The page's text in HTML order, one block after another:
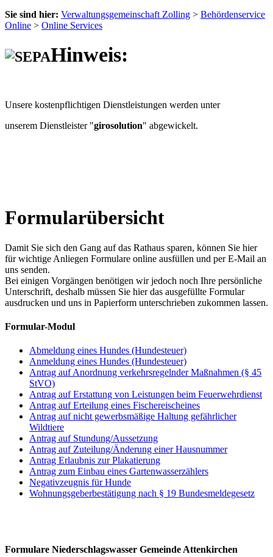
Sie sind hier: Verwaltungsgemeinschaft Zolling > Behördenservice
Online > Online Services
Hinweis:
Unsere kostenpflichtigen Dienstleistungen werden unter
unserem Dienstleister "girosolution" abgewickelt.
Formularübersicht
Damit Sie sich den Gang auf das Rathaus sparen, können Sie hier
für wichtige Anliegen Formulare online ausfüllen und per E-Mail an
uns senden.
Bei einigen Vorgängen benötigen wir jedoch noch Ihre persönliche
Unterschrift, deshalb müssen Sie hier das ausgefüllte Formular
ausdrucken und uns in Papierform unterschrieben zukommen lassen.
Formular-Modul
Abmeldung eines Hundes (Hundesteuer)
Anmeldung eines Hundes (Hundesteuer)
Antrag auf Anordnung verkehrsregelnder Maßnahmen (§ 45
StVO)
Antrag auf Erstattung von Leistungen beim Feuerwehrdienst
Antrag auf Erteilung eines Fischereischeines
Antrag auf nicht gewerbsmäßige Haltung gefährlicher
Wildtiere
Antrag auf Stundung/Aussetzung
Antrag auf Zuteilung/Änderung einer Hausnummer
Antrag Erlaubnis zur Plakatierung
Antrag zum Einbau eines Gartenwasserzählers
Negativzeugnis für Hunde
Wohnungsgeberbestätigung nach § 19 Bundesmeldegesetz
Formulare Niederschlagswasser Gemeinde Attenkirchen